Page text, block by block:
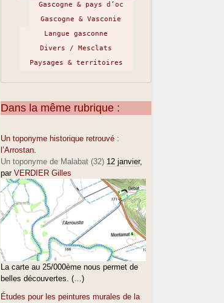
Gascogne & pays d’oc
Gascogne & Vasconie
Langue gasconne
Divers / Mesclats
Paysages & territoires
Dans la même rubrique :
Un toponyme historique retrouvé :
l’Arrostan.
Un toponyme de Malabat (32) 12 janvier,
par VERDIER Gilles
La carte au 25/000ème nous permet de
belles découvertes. (…)
Études pour les peintures murales de la